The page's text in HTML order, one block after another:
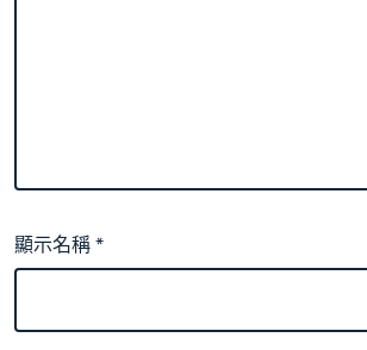
顯示名稱*